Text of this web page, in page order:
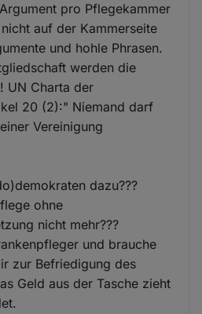
pro Pflegekammer
auf der Kammerseite
und hohle Phrasen.
werden die
UN Charta der
20 (2):" Niemand darf
Vereinigung
dazu???
ohne
nicht mehr???
und brauche
zur Befriedigung des
Geld aus der Tasche zieht